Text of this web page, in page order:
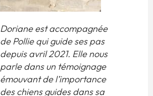
Doriane est accompagnée
de Pollie qui guide ses pas
depuis avril 2021. Elle nous
parle dans un témoignage
émouvant de l’importance
des chiens guides dans sa